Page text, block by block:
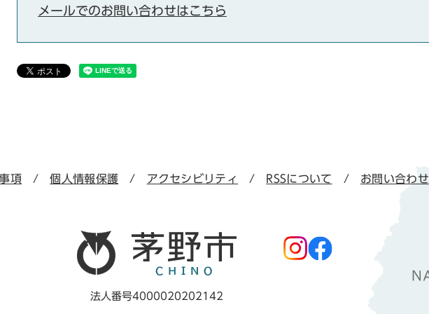
メールでのお問い合わせはこちら
項 個人情報保護 アクセシビリティ RSSについて お問い合わせ
法人番号4000020202142